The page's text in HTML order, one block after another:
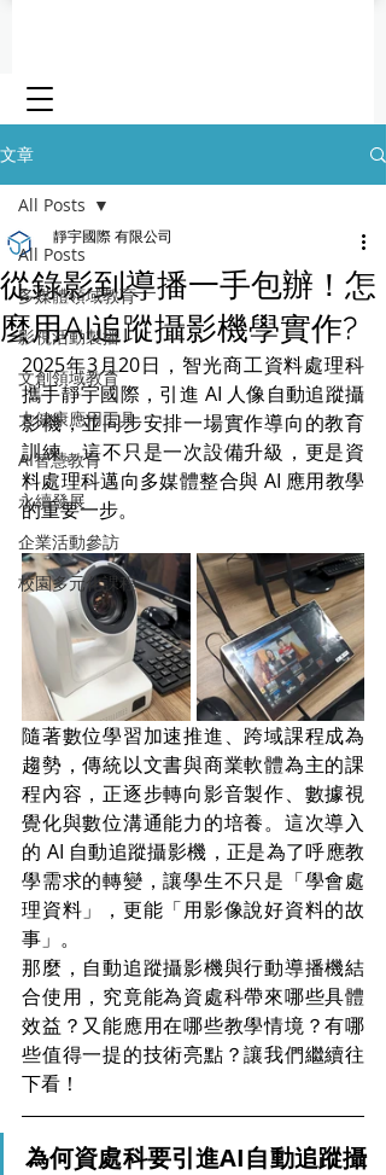
文章
All Posts
多媒體領域教育
影視活動製播
文創領域教育
大健康應用工具
AI智慧教育
永續發展
企業活動參訪
校園多元化課程
All Posts
從錄影到導播一手包辦！怎
麼用AI追蹤攝影機學實作?
靜宇國際 有限公司
2025年3月20日，智光商工資料處理科
攜手靜宇國際，引進 AI 人像自動追蹤攝
影機，並同步安排一場實作導向的教育
訓練。這不只是一次設備升級，更是資
料處理科邁向多媒體整合與 AI 應用教學
的重要一步。
隨著數位學習加速推進、跨域課程成為
趨勢，傳統以文書與商業軟體為主的課
程內容，正逐步轉向影音製作、數據視
覺化與數位溝通能力的培養。這次導入
的 AI 自動追蹤攝影機，正是為了呼應教
學需求的轉變，讓學生不只是「學會處
理資料」，更能「用影像說好資料的故
事」。
那麼，自動追蹤攝影機與行動導播機結
合使用，究竟能為資處科帶來哪些具體
效益？又能應用在哪些教學情境？有哪
些值得一提的技術亮點？讓我們繼續往
下看！
為何資處科要引進AI自動追蹤攝